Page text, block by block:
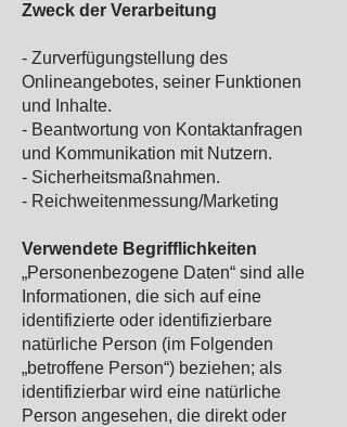
Zweck der Verarbeitung
- Zurverfügungstellung des
Onlineangebotes, seiner Funktionen
und Inhalte.
- Beantwortung von Kontaktanfragen
und Kommunikation mit Nutzern.
- Sicherheitsmaßnahmen.
- Reichweitenmessung/Marketing
Verwendete Begrifflichkeiten
„Personenbezogene Daten“ sind alle
Informationen, die sich auf eine
identifizierte oder identifizierbare
natürliche Person (im Folgenden
„betroffene Person“) beziehen; als
identifizierbar wird eine natürliche
Person angesehen, die direkt oder